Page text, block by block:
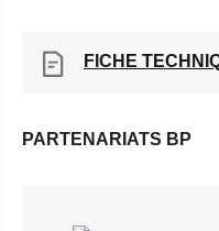
FICHE
PARTENARIATS BP